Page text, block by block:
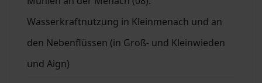
Wasserkraftnutzung in Kleinmenach und an
den Nebenflüssen (in Groß- und Kleinwieden
und Aign)